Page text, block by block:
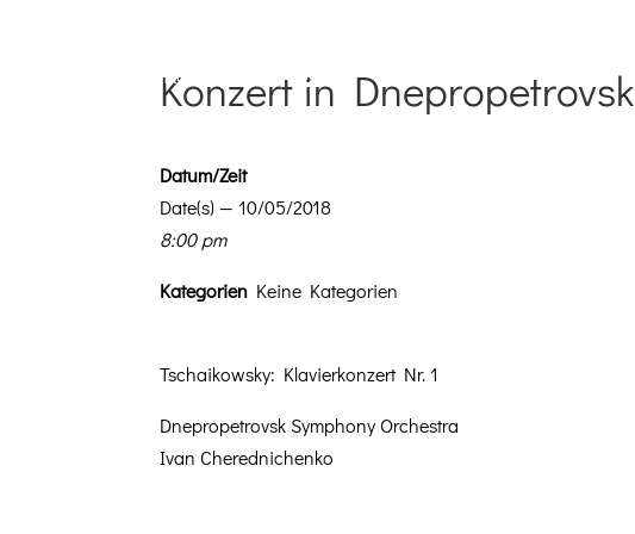
Konzert in Dnepropetrovsk
Datum/Zeit
Date(s) — 10/05/2018
8:00 pm
Kat­e­gorien Keine Kategorien
Tschaikowsky: Klavierkonz­ert Nr. 1
Dne­propetro­vsk Sym­pho­ny Orchestra
Ivan Cherednichenko